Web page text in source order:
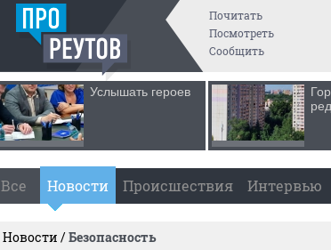
Почитать
Посмотреть
Сообщить
Услышать героев
Все Новости Происшествия Интервью
Новости /Безопасность